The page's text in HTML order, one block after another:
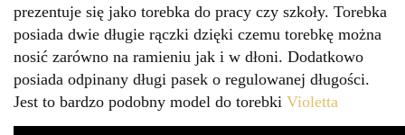
prezentuje się jako torebka do pracy czy szkoły. Torebka
posiada dwie długie rączki dzięki czemu torebkę można
nosić zarówno na ramieniu jak i w dłoni. Dodatkowo
posiada odpinany długi pasek o regulowanej długości.
Jest to bardzo podobny model do torebki Violetta